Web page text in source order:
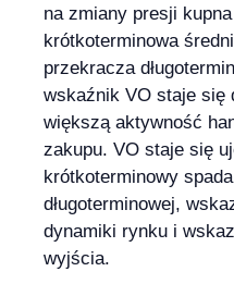
na zmiany presji
krótkoterminowa
przekracza
wskaźnik VO staje się
większą aktywność
zakupu. VO staje się
krótkoterminowy
długoterminowej,
dynamiki rynku i
wyjścia.